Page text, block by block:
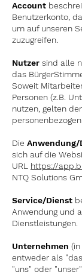
Account
Benutzerkonto,
um auf unseren
zuzugreifen.
Nutzer sind alle
das
Soweit
Personen (z.B.
nutzen, gelten
personenbezogen.
Die Anwendung/
sich auf die
URL https://
NTQ Solutions
Service/Dienst
Anwendung und
Dienstleistungen.
Unternehmen
entweder als
"uns" oder